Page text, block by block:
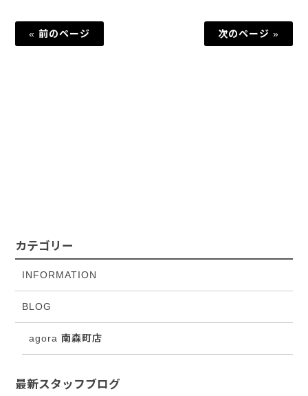
« 前のページ 次のページ »
カテゴリー
INFORMATION
BLOG
agora 南森町店
最新スタッフブログ